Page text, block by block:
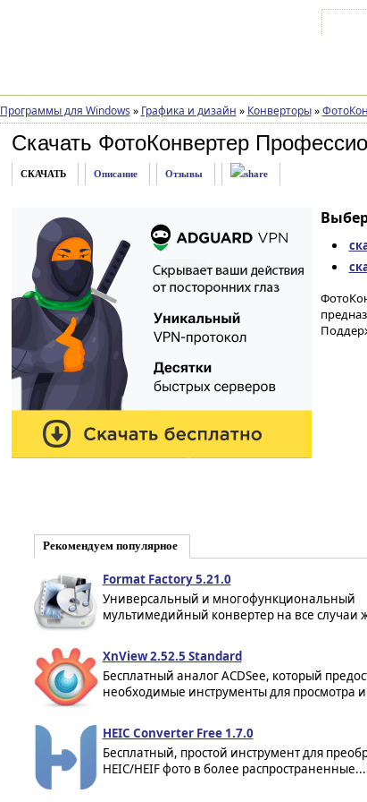
Программы для Windows » Графика и дизайн » Конверторы »
Скачать ФотоКонвертер
СКАЧАТЬ Описание Отзывы
Рекомендуем популярное
Format Factory 5.21.0
Универсальный и многофункциональный
мультимедийный конвертер на все случаи
XnView 2.52.5 Standard
Бесплатный аналог ACDSee, который
необходимые инструменты для просмотра
HEIC Converter Free 1.7.0
Бесплатный, простой инструмент для
HEIC/HEIF фото в более распространенные...